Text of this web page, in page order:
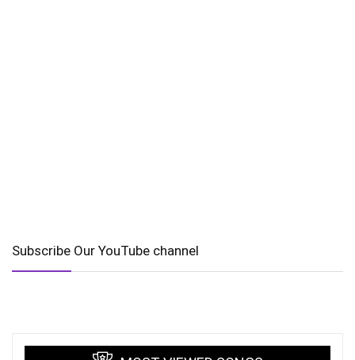
Subscribe Our YouTube channel